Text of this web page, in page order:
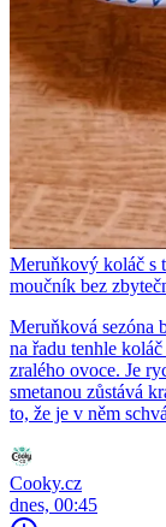
Meruňkový koláč s
moučník bez
Meruňková sezóna
na řadu tenhle
zralého ovoce. Je
smetanou zůstává
to, že je v něm
Cooky.cz
dnes, 00:45